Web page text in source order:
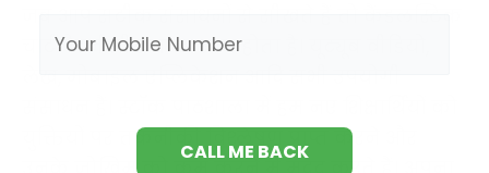
चार्ट पैटर्न सीखना आसान होता है। यूट्यूब वीडियो,
युक्तियों पर तकनीकी विश्लेषण प्राप्त करने और